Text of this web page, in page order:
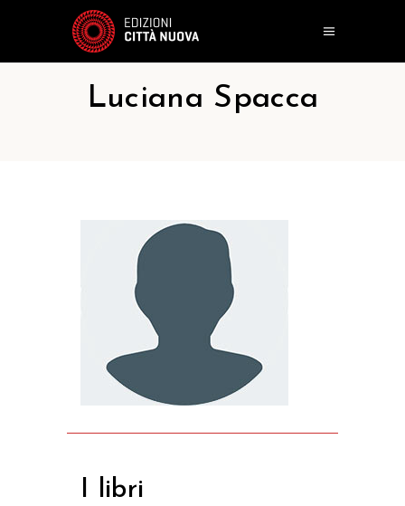
Luciana Spacca
I libri